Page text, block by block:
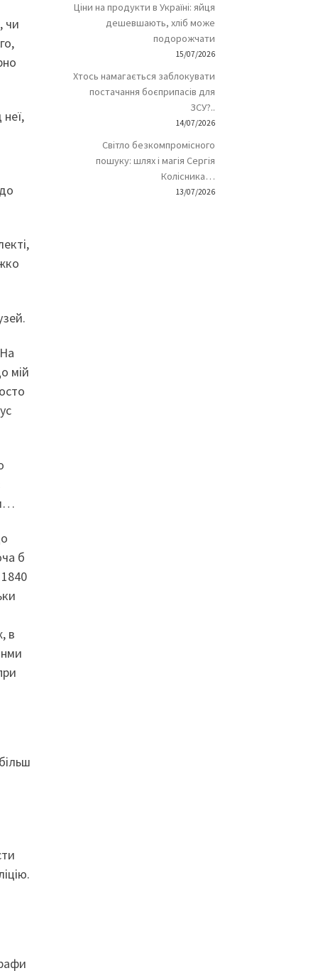
чи
мій
б
в
Ціни на продукти в Україні: яйця
дешевшають, хліб може
подорожчати
15/07/2026
Хтось намагається заблокувати
постачання боєприпасів для
ЗСУ?..
14/07/2026
Світло безкомпромісного
пошуку: шлях і магія Сергія
Колісника…
13/07/2026